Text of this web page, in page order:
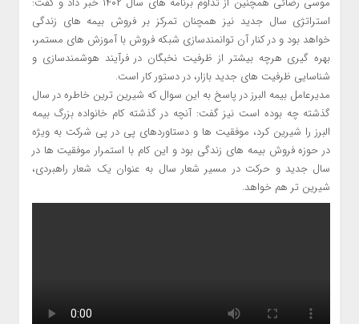
استراتژی سال جدید نیز همچنان تمرکز بر فروش بیمه های زندگی
خواهد بود و در کنار آن توانمندسازی شبکه فروش با آموزش های مستمر،
بهره گیری هرچه بیشتر از ظرفیت نخبگان در فرآیند هوشمندسازی و
شناسایی ظرفیت های جدید بازار، در دستور کار است.
مدیرعامل بیمه البرز در پاسخ به این سوال که شیرین ترین خاطره در سال
گذشته چه بوده است نیز گفت: آنچه در گذشته کام خانواده بزرگ بیمه
البرز را شیرین کرد، موفقیت ها و دستاوردهای پی در پی شرکت به ویژه
در حوزه فروش بیمه های زندگی بود و این کام با استمرار موفقیت ها در
سال جدید و حرکت در مسیر شعار سال به عنوان یک شعار راهبردی،
شیرین تر هم خواهد.